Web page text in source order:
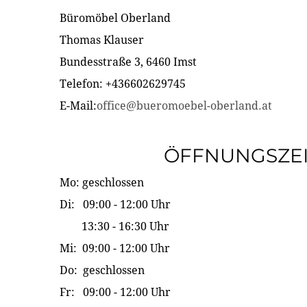
Büromöbel Oberland
Thomas Klauser
Bundesstraße 3, 6460 Imst
Telefon: +436602629745
E-Mail:office@bueromoebel-oberland.at
Mo: geschlossen
Di: 09:00 - 12:00 Uhr
13:30 - 16:30 Uhr
Mi: 09:00 - 12:00 Uhr
Do: geschlossen
Fr: 09:00 - 12:00 Uhr